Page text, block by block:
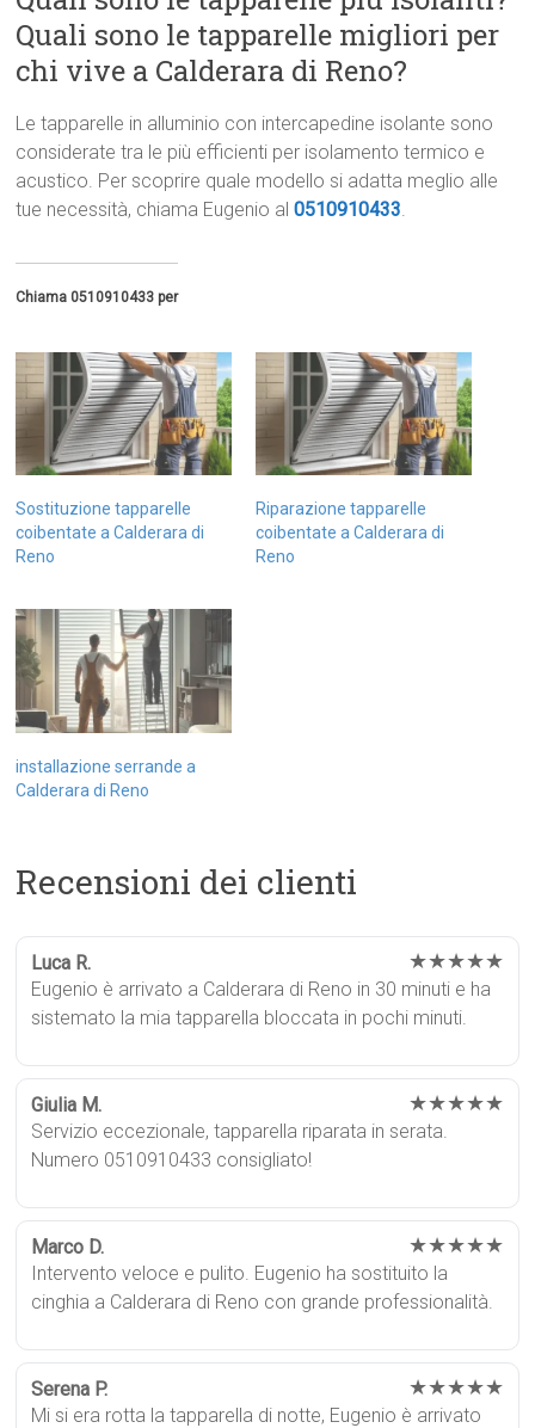
Quali sono le tapparelle migliori per
chi vive a Calderara di Reno?
Le tapparelle in alluminio con intercapedine isolante sono
considerate tra le più efficienti per isolamento termico e
acustico. Per scoprire quale modello si adatta meglio alle
tue necessità, chiama Eugenio al0510910433.
Chiama 0510910433 per
Sostituzione tapparelle
coibentate a Calderara di
Reno
Riparazione tapparelle
coibentate a Calderara di
Reno
installazione serrande a
Calderara di Reno
Recensioni dei clienti
Luca R. ★★★★★
Eugenio è arrivato a Calderara di Reno in 30 minuti e ha
sistemato la mia tapparella bloccata in pochi minuti.
Giulia M. ★★★★★
Servizio eccezionale, tapparella riparata in serata.
Numero 0510910433 consigliato!
Marco D. ★★★★★
Intervento veloce e pulito. Eugenio ha sostituito la
cinghia a Calderara di Reno con grande professionalità.
Serena P. ★★★★★
Mi si era rotta la tapparella di notte, Eugenio è arrivato